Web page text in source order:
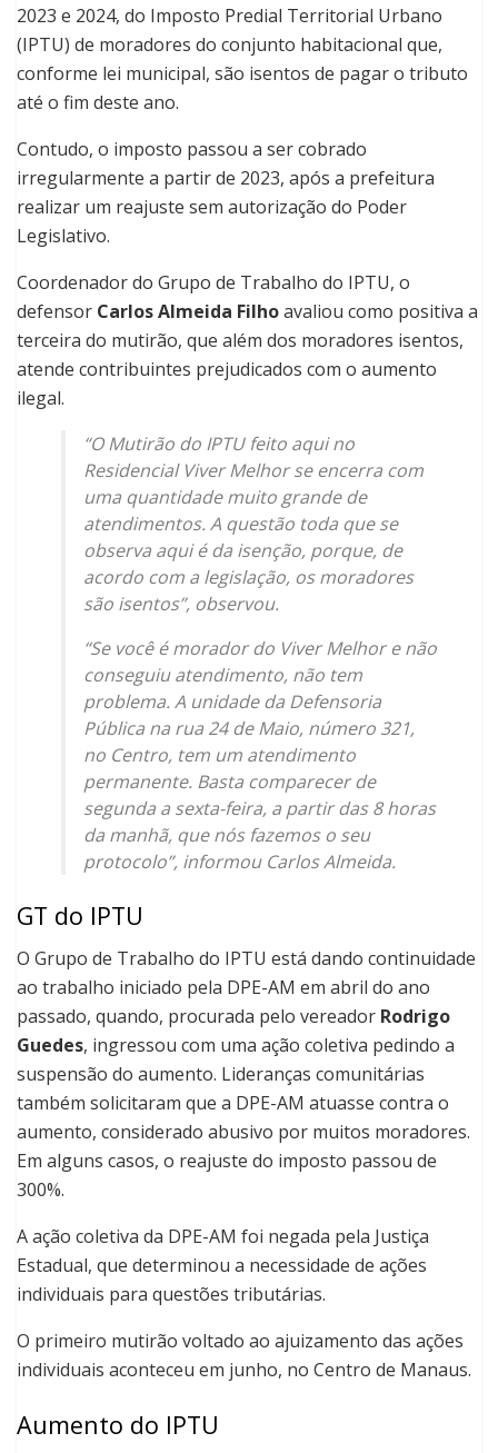
2023 e 2024, do Imposto Predial Territorial Urbano
(IPTU) de moradores do conjunto habitacional que,
conforme lei municipal, são isentos de pagar o tributo
até o fim deste ano.
Contudo, o imposto passou a ser cobrado
irregularmente a partir de 2023, após a prefeitura
realizar um reajuste sem autorização do Poder
Legislativo.
Coordenador do Grupo de Trabalho do IPTU, o
defensor Carlos Almeida Filhoavaliou como positiva a
terceira do mutirão, que além dos moradores isentos,
atende contribuintes prejudicados com o aumento
ilegal.
“O Mutirão do IPTU feito aqui no
Residencial Viver Melhor se encerra com
uma quantidade muito grande de
atendimentos. A questão toda que se
observa aqui é da isenção, porque, de
acordo com a legislação, os moradores
são isentos”, observou.
“Se você é morador do Viver Melhor e não
conseguiu atendimento, não tem
problema. A unidade da Defensoria
Pública na rua 24 de Maio, número 321,
no Centro, tem um atendimento
permanente. Basta comparecer de
segunda a sexta-feira, a partir das 8 horas
da manhã, que nós fazemos o seu
protocolo”, informou Carlos Almeida.
GT do IPTU
O Grupo de Trabalho do IPTU está dando continuidade
ao trabalho iniciado pela DPE-AM em abril do ano
passado, quando, procurada pelo vereador Rodrigo
Guedes, ingressou com uma ação coletiva pedindo a
suspensão do aumento. Lideranças comunitárias
também solicitaram que a DPE-AM atuasse contra o
aumento, considerado abusivo por muitos moradores.
Em alguns casos, o reajuste do imposto passou de
300%.
A ação coletiva da DPE-AM foi negada pela Justiça
Estadual, que determinou a necessidade de ações
individuais para questões tributárias.
O primeiro mutirão voltado ao ajuizamento das ações
individuais aconteceu em junho, no Centro de Manaus.
Aumento do IPTU